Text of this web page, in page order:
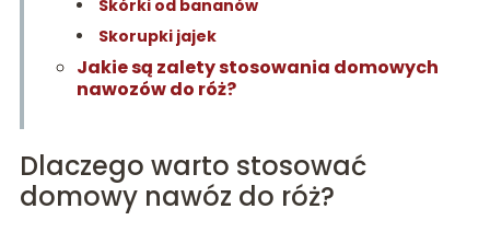
Skórki od bananów
Skorupki jajek
Jakie są zalety stosowania domowych
nawozów do róż?
Dlaczego warto stosować
domowy nawóz do róż?